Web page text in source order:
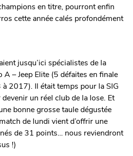
en titre, pourront enfin
cette année calés profondément
jusqu’ici spécialistes de la
A – Jeep Elite (5 défaites en finale
2017). Il était temps pour la SIG
un réel club de la lose. Et
bonne grosse taule dégustée
de lundi vient d’offrir une
de 31 points… nous reviendront
!)